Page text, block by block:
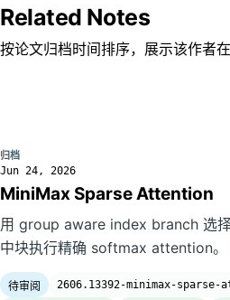
Related Notes
按论文归档时间排序，展示该作者
归档
Jun 24, 2026
MiniMax Sparse Attention
用 group aware index branch 选
中块执行精确 softmax attention。
待审阅
2606.13392-minimax-sparse-